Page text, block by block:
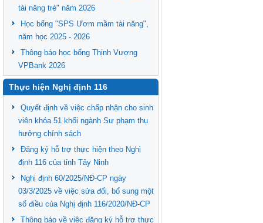
tài năng trẻ" năm 2026
Học bổng "SPS Ươm mầm tài năng",
năm học 2025 - 2026
Thông báo học bổng Thịnh Vượng
VPBank 2026
Thực hiện Nghị định 116
Quyết định về việc chấp nhận cho sinh
viên khóa 51 khối ngành Sư phạm thụ
hưởng chính sách
Đăng ký hỗ trợ thực hiện theo Nghị
định 116 của tỉnh Tây Ninh
Nghị định 60/2025/NĐ-CP ngày
03/3/2025 về việc sửa đổi, bổ sung một
số điều của Nghị định 116/2020/NĐ-CP
Thông báo về việc đăng ký hỗ trợ thực